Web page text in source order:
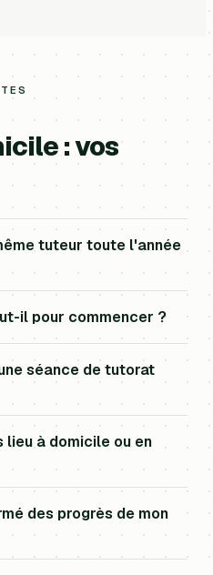
: vos
tuteur toute l'année
il pour commencer ?
séance de tutorat
à domicile ou en
des progrès de mon